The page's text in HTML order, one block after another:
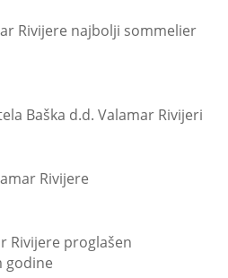
Rivijere najbolji sommelier
Baška d.d. Valamar Rivijeri
Rivijere
Rivijere proglašen
godine